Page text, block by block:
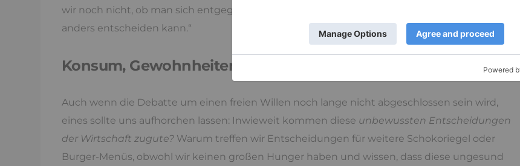
wir noch nicht, ob man sich entgegen einer vorgebahnten Entscheidung des Gehirns auch
anders entscheiden kann.“
Konsum, Gewohnheiten und freier Wille?
Auch wenn die Debatte um einen freien Willen noch lange nicht abgeschlossen sein wird,
eines sollte uns aufhorchen lassen: Inwieweit kommen diese unbewussten Entscheidungen
der Wirtschaft zugute? Warum treffen wir Entscheidungen für weitere Schokoriegel oder
Burger-Menüs, obwohl wir keinen großen Hunger haben und wissen, dass diese ungesund